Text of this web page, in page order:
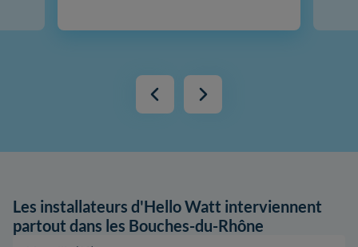
Les installateurs d'Hello Watt interviennent
partout dans les Bouches-du-Rhône